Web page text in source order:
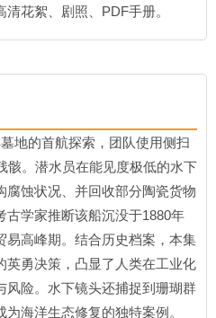
清花絮、剧照、PDF手册。
地的首航探索，团队使用侧扫
骸。潜水员在能见度极低的水下
腐蚀状况、并回收部分陶瓷货物
古学家推断该船沉没于1880年
易高峰期。结合历史档案，本集
英勇决策，凸显了人类在工业化
风险。水下镜头还捕捉到珊瑚群
海洋生态修复的独特案例。